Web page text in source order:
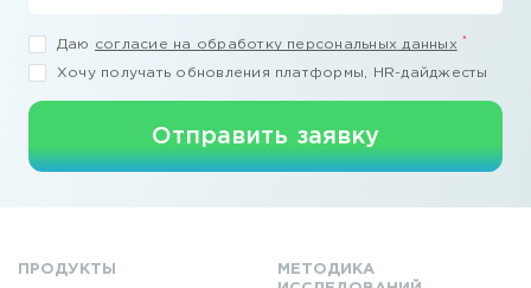
Даю согласие на обработку персональных данных *
Хочу получать обновления платформы, HR-дайджесты
Отправить заявку
ПРОДУКТЫ
МЕТОДИКА